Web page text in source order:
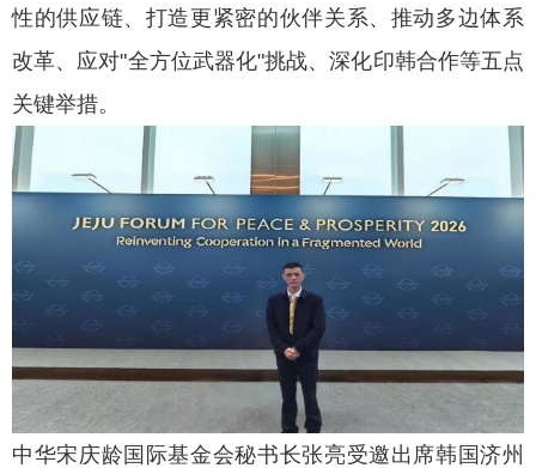
性的供应链、打造更紧密的伙伴关系、推动多边体系
改革、应对"全方位武器化"挑战、深化印韩合作等五点
关键举措。
中华宋庆龄国际基金会秘书长张亮受邀出席韩国济州